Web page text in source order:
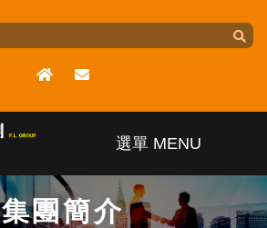
選單 MENU
集團簡介
集團簡介